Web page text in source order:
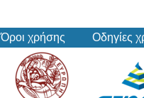
Όροι χρήσης Οδηγίες